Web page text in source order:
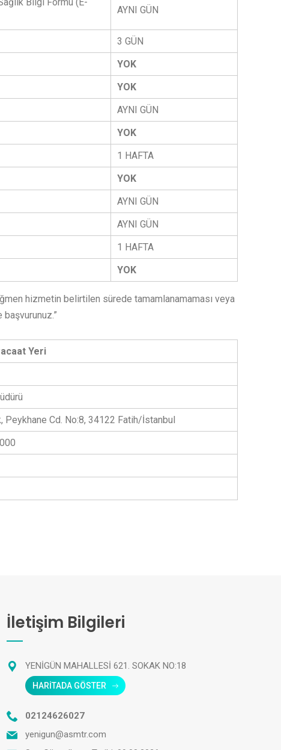
AYNI GÜN
3 GÜN
YOK
YOK
AYNI GÜN
YOK
1 HAFTA
YOK
AYNI GÜN
AYNI GÜN
1 HAFTA
YOK
hizmetin belirtilen sürede tamamlanamaması veya
Yeri
Peykhane Cd. No:8, 34122 Fatih/İstanbul
İletişim Bilgileri
YENİGÜN MAHALLESİ 621. SOKAK NO:18
HARİTADA GÖSTER
02124626027
yenigun@asmtr.com